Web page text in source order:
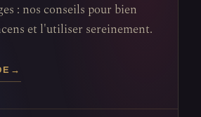
: nos conseils pour bien
et l'utiliser sereinement.
→